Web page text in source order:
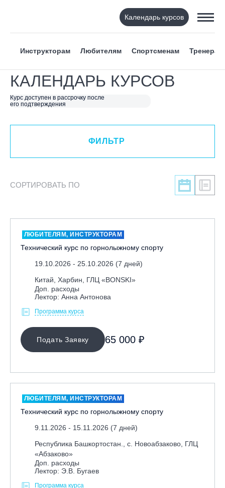
Календарь курсов
Инструкторам Любителям Спортсменам Тренерам
КАЛЕНДАРЬ КУРСОВ
Курс доступен в рассрочку после
его подтверждения
ФИЛЬТР
ВИД СПОРТА
Сноуборд
Лонгбординг
Лыжный фристайл
Телемарк
Я ХОЧУ
B-basic
B
UPS
Альпинкурс
Ассистент
Вечерние курсы
ФИЛЬТР
СОРТИРОВАТЬ ПО
ЛЮБИТЕЛЯМ, ИНСТРУКТОРАМ
Технический курс по горнолыжному спорту
19.10.2026 - 25.10.2026 (7 дней)
Китай, Харбин, ГЛЦ «BONSKI»
Доп. расходы
Лектор: Анна Антонова
Программа курса
Подать Заявку 65 000 ₽
ЛЮБИТЕЛЯМ, ИНСТРУКТОРАМ
Технический курс по горнолыжному спорту
9.11.2026 - 15.11.2026 (7 дней)
Республика Башкортостан., с. Новоабзаково, ГЛЦ
«Абзаково»
Доп. расходы
Лектор: Э.В. Бугаев
Программа курса